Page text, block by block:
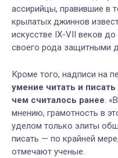
ассирийцы, правившие в
крылатых джиннов
искусстве IX-VII веков
своего рода защитными
Кроме того, надписи на
умение читать и
чем считалось ранее.
мнению, грамотность в
уделом только элиты
писать — по крайней
отмечают ученые.